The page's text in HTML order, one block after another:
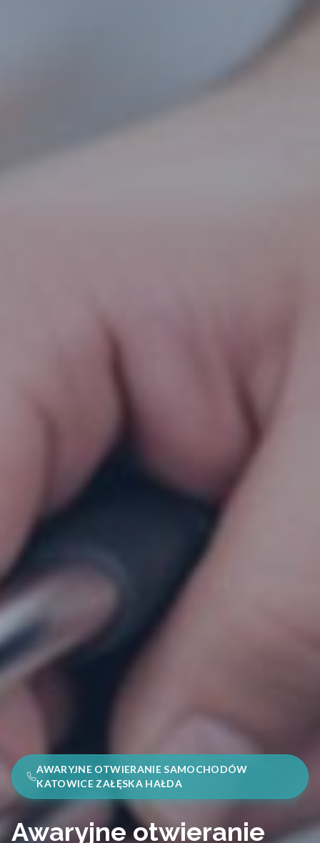
AWARYJNE OTWIERANIE SAMOCHODÓW
KATOWICE ZAŁĘSKA HAŁDA
Awaryjne otwieranie